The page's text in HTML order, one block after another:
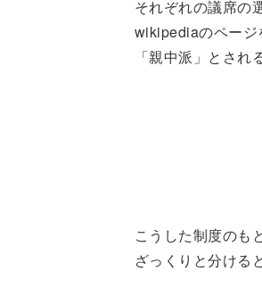
それぞれの議席の
wikipediaのページ
「親中派」とされ
こうした制度のも
ざっくりと分ける